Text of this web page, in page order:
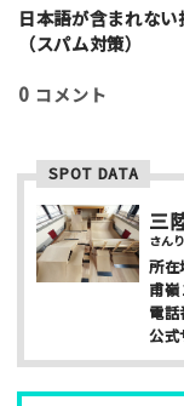
ニックネーム （任
性別
女
i日本語が含まれない
（スパム対策）
0 コメント
SPOT DATA
三
さん
所在
甫嶺
電
公